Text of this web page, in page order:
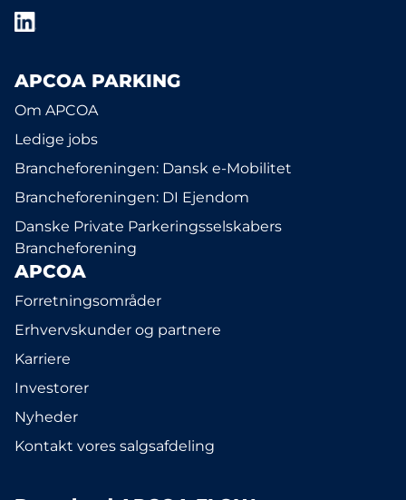
APCOA PARKING
Om APCOA
Ledige jobs
Brancheforeningen: Dansk e-Mobilitet
Brancheforeningen: DI Ejendom
Danske Private Parkeringsselskabers
Brancheforening
APCOA
Forretningsområder
Erhvervskunder og partnere
Karriere
Investorer
Nyheder
Kontakt vores salgsafdeling